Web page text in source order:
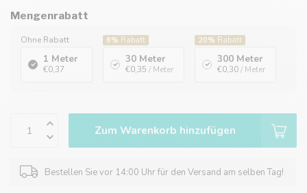
Mengenrabatt
Ohne Rabatt
1 Meter
€0,37
6% Rabatt
30 Meter
€0,35 / Meter
20% Rabatt
300 Meter
€0,30/ Meter
Zum Warenkorb hinzufügen
Bestellen Sie vor 14:00 Uhr für den Versand am selben Tag!